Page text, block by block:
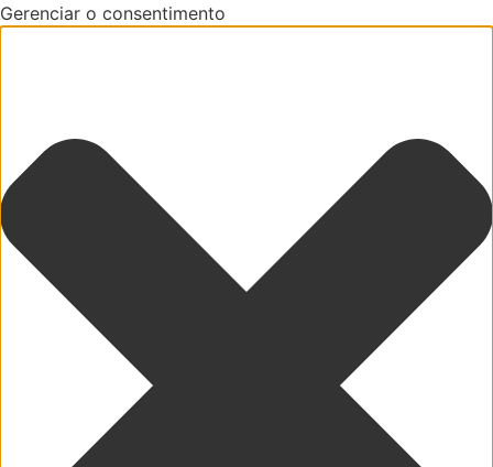
Gerenciar o consentimento